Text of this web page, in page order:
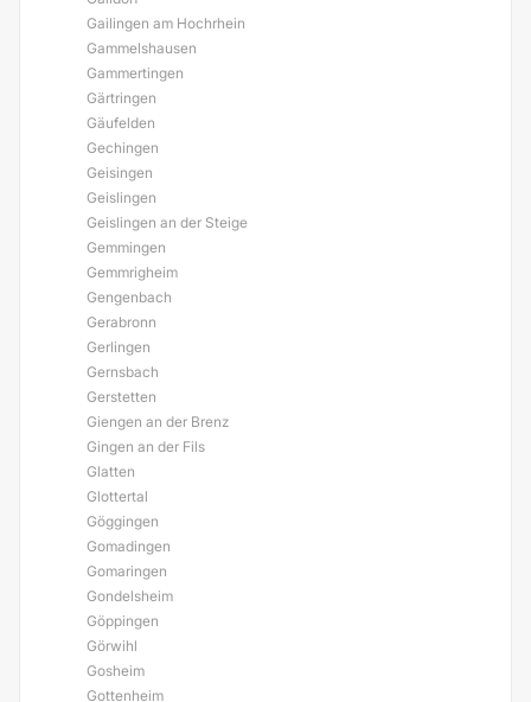
Gailingen am Hochrhein
Gammelshausen
Gammertingen
Gärtringen
Gäufelden
Gechingen
Geisingen
Geislingen
Geislingen an der Steige
Gemmingen
Gemmrigheim
Gengenbach
Gerabronn
Gerlingen
Gernsbach
Gerstetten
Giengen an der Brenz
Gingen an der Fils
Glatten
Glottertal
Göggingen
Gomadingen
Gomaringen
Gondelsheim
Göppingen
Görwihl
Gosheim
Gottenheim